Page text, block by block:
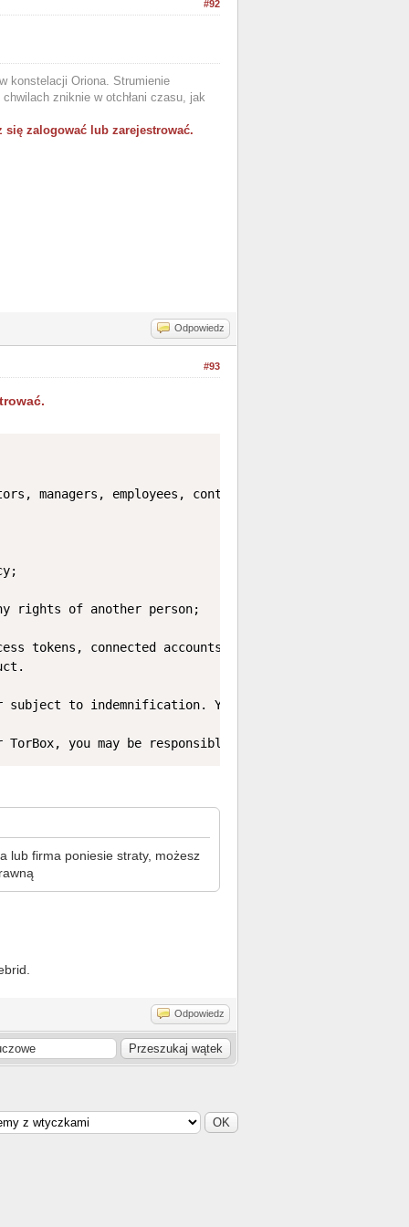
#92
konstelacji Oriona. Strumienie
zniknie w otchłani czasu, jak
zalogować lub zarejestrować.
Odpowiedz
#93
managers, employees, contractors, agents,
rights of another person;
tokens, connected accounts, or Integrations; or
subject to indemnification. You shall cooperate
you may be responsible for covering TorBox’s
lub firma poniesie straty, możesz
Odpowiedz